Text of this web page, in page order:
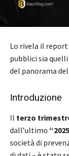
Lo rivela il
pubblici sia
del panorama
Introduzione
Il terzo
dall’ultimo
società di